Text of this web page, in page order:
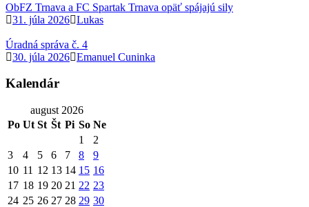
ObFZ Trnava a FC Spartak Trnava opäť spájajú sily
31. júla 2026 Lukas
Úradná správa č. 4
30. júla 2026 Emanuel Cuninka
Kalendár
august 2026
Po Ut St Št Pi So Ne
1
2
3
4 5 6 7 8
9
10 11 12 13 14 15 16
17 18 19 20 21 22 23
24 25 26 27 28 29 30